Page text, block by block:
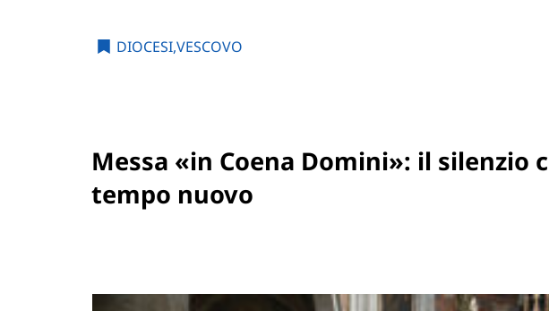
DIOCESI,VESCOVO
Messa «in Coena Domini»: il silenzio
tempo nuovo